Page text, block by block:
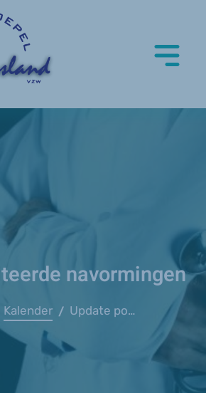
navormingen
Kalender / Update podologie voor de huisarts